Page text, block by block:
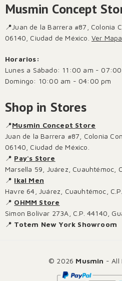
Musmin Concept
📍Juan de la Barrera #87, Colonia
06140, Ciudad de México. Ver Mapa
Horarios:
Lunes a Sábado: 11:00 am -
Domingo: 10:00 am - 04:00 pm
Shop in Stores
📍Musmin Concept Store
Juan de la Barrera #87, Colonia
06140, Ciudad de México.
📍 Pay's Store
Marsella 59, Juárez, Cuauhtémoc,
📍 Ikal Men
Havre 64, Juárez, Cuauhtémoc,
📍 OHMM Store
Simon Bolívar 273A, C.P. 44140,
📍 Totem New York Showroom
© 2026 Musmin - All